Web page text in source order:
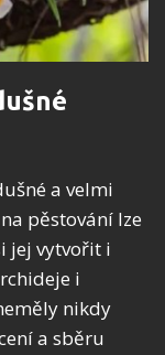
a velmi
pěstování lze
jej vytvořit i
i
nikdy
a sběru